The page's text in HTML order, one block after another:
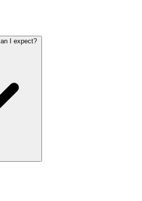
I expect?